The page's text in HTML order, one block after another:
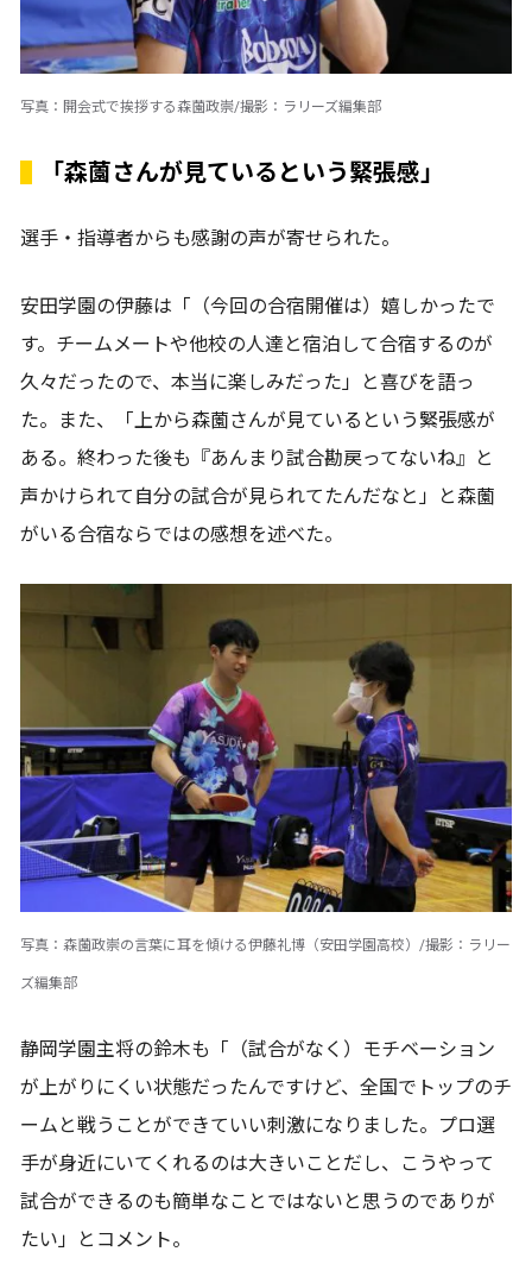
写真：開会式で挨拶する森薗政崇/撮影：ラリーズ編集部
「森薗さんが見ているという緊張感」
選手・指導者からも感謝の声が寄せられた。
安田学園の伊藤は「（今回の合宿開催は）嬉しかったで
す。チームメートや他校の人達と宿泊して合宿するのが
久々だったので、本当に楽しみだった」と喜びを語っ
た。また、「上から森薗さんが見ているという緊張感が
ある。終わった後も『あんまり試合勘戻ってないね』と
声かけられて自分の試合が見られてたんだなと」と森薗
がいる合宿ならではの感想を述べた。
写真：森薗政崇の言葉に耳を傾ける伊藤礼博（安田学園高校）/撮影：ラリー
ズ編集部
静岡学園主将の鈴木も「（試合がなく）モチベーション
が上がりにくい状態だったんですけど、全国でトップのチ
ームと戦うことができていい刺激になりました。プロ選
手が身近にいてくれるのは大きいことだし、こうやって
試合ができるのも簡単なことではないと思うのでありが
たい」とコメント。